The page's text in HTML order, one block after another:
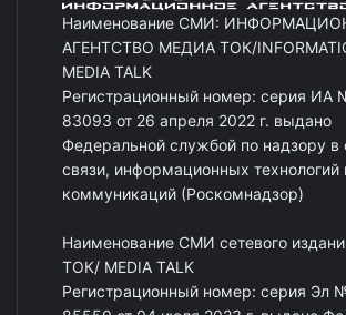
Наименование СМИ:
АГЕНТСТВО МЕДИА ТОК/
MEDIA TALK
Регистрационный номер: серия
83093 от 26 апреля 2022 г. выдано
Федеральной службой по надзору в
связи, информационных
коммуникаций (Роскомнадзор)
Наименование СМИ сетевого
ТОК/ MEDIA TALK
Регистрационный номер: серия Эл